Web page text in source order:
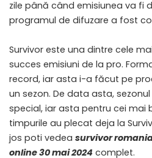
zile până când emisiunea va fi
programul de difuzare a fost
Survivor este una dintre cele
succes emisiuni de la pro.
record, iar asta i-a făcut pe
un sezon. De data asta,
special, iar asta pentru cei mai
timpurile au plecat deja la
jos poti vedea survivor
online 30 mai 2024 complet.